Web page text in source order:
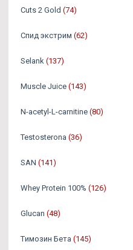
Cuts 2 Gold (74)
Спид экстрим (62)
Selank (137)
Muscle Juice (143)
N-acetyl-L-carnitine (80)
Testosterona (36)
SAN (141)
Whey Protein 100% (126)
Glucan (48)
Tимозин Бета (145)